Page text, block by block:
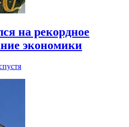
на рекордное
экономики